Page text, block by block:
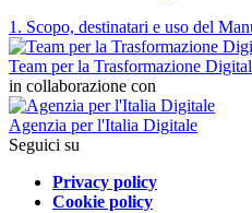
1. Scopo, destinatari e uso del
Team per la Trasformazione
in collaborazione con
Agenzia per l'Italia Digitale
Seguici su
Privacy policy
Cookie policy